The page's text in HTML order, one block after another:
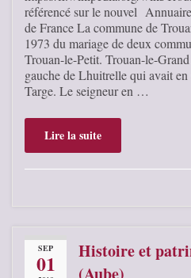
référencé sur le nouvel
de France La commune de
1973 du mariage de deux
Trouan-le-Petit. Trouan-le-
gauche de Lhuitrelle qui avait
Targe. Le seigneur en …
Lire la suite
SEP
01
Histoire et